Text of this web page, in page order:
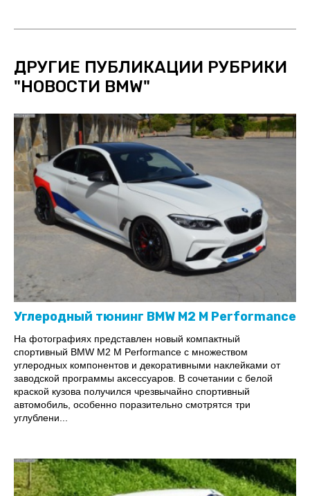
ДРУГИЕ ПУБЛИКАЦИИ РУБРИКИ
"НОВОСТИ BMW"
Углеродный тюнинг BMW M2 M Performance
На фотографиях представлен новый компактный
спортивный BMW M2 M Performance с множеством
углеродных компонентов и декоративными наклейками от
заводской программы аксессуаров. В сочетании с белой
краской кузова получился чрезвычайно спортивный
автомобиль, особенно поразительно смотрятся три
углублени...